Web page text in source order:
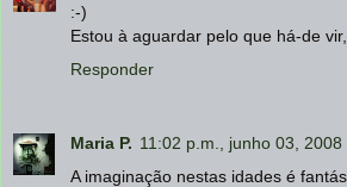
:-)
Estou à aguardar pelo que há-de
Responder
Maria P. 11:02 p.m., junho 03, 2008
A imaginação nestas idades é